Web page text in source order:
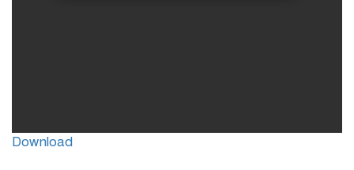
Download